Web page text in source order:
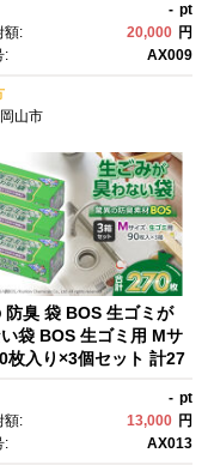
ゴミ袋 大容量 日用消
災用 非常用 防臭袋 介
ゃん ペット おむつ BO
ふるさと 岡山 送料無
- pt
額:
20,000 円
:
AX009
岡山市
防臭 袋 BOS 生ゴミが
袋 BOS 生ゴミ用 Mサ
枚入り×3個セット 計27
まとめ買い ゴミ袋 大容
消耗品 防災用 非常用 防
護 生ゴミ ゴミ BOS セ
- pt
額:
13,000 円
:
AX013